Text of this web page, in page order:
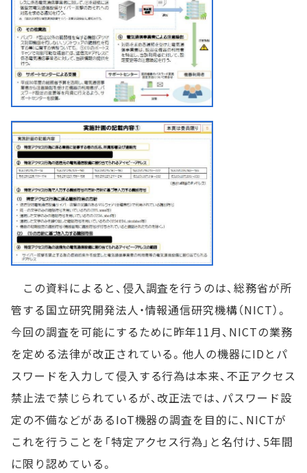
この資料によると、侵入調査を行うのは、総務省が所
管する国立研究開発法人・情報通信研究機構（NICT）。
今回の調査を可能にするために昨年11月、NICTの業務
を定める法律が改正されている。他人の機器にIDとパ
スワードを入力して侵入する行為は本来、不正アクセス
禁止法で禁じられているが、改正法では、パスワード設
定の不備などがあるIoT機器の調査を目的に、NICTが
これを行うことを「特定アクセス行為」と名付け、5年間
に限り認めている。